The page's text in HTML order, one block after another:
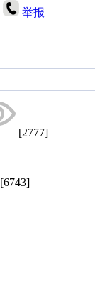
举报
[2777]
[6743]